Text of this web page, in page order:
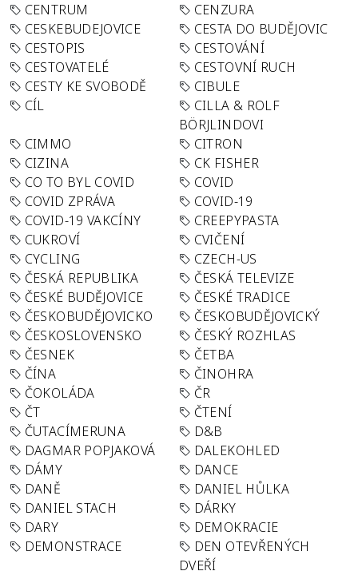
CENTRUM
CENZURA
CESKEBUDEJOVICE
CESTA DO BUDĚJOVIC
CESTOPIS
CESTOVÁNÍ
CESTOVATELÉ
CESTOVNÍ RUCH
CESTY KE SVOBODĚ
CIBULE
CÍL
CILLA & ROLF
BÖRJLINDOVI
CIMMO
CITRON
CIZINA
CK FISHER
CO TO BYL COVID
COVID
COVID ZPRÁVA
COVID-19
COVID-19 VAKCÍNY
CREEPYPASTA
CUKROVÍ
CVIČENÍ
CYCLING
CZECH-US
ČESKÁ REPUBLIKA
ČESKÁ TELEVIZE
ČESKÉ BUDĚJOVICE
ČESKÉ TRADICE
ČESKOBUDĚJOVICKO
ČESKOBUDĚJOVICKÝ
ČESKOSLOVENSKO
ČESKÝ ROZHLAS
ČESNEK
ČETBA
ČÍNA
ČINOHRA
ČOKOLÁDA
ČR
ČT
ČTENÍ
ČUTACÍMERUNA
D&B
DAGMAR POPJAKOVÁ
DALEKOHLED
DÁMY
DANCE
DANĚ
DANIEL HŮLKA
DANIEL STACH
DÁRKY
DARY
DEMOKRACIE
DEMONSTRACE
DEN OTEVŘENÝCH
DVEŘÍ